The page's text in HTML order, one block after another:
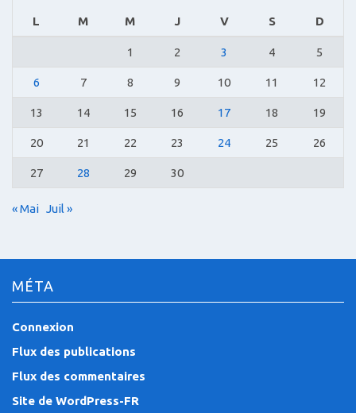
L M M J V S D
1 2 3 4 5
6 7 8 9 10 11 12
13 14 15 16 17 18 19
20 21 22 23 24 25 26
27 28 29 30
« Mai Juil »
MÉTA
Connexion
Flux des publications
Flux des commentaires
Site de WordPress-FR